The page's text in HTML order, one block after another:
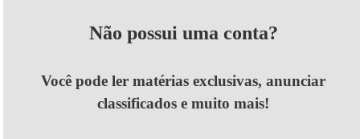
Não possui uma conta?
Você pode ler matérias exclusivas, anunciar
classificados e muito mais!